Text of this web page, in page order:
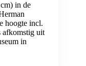
in de
hoogte incl.
afkomstig uit
in